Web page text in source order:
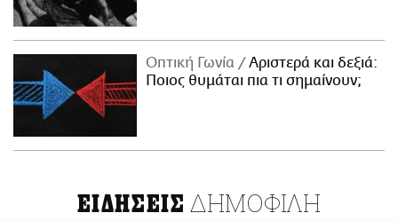
Οπτική Γωνία
Αριστερά και δεξιά:
Ποιος θυμάται πια τι σημαίνουν;
ΕΙΔΗΣΕΙΣ ΔΗΜΟΦΙΛΗ